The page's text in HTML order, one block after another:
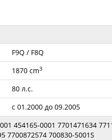
F9Q / F8Q
1870 cm3
80 л.с.
с 01.2000 до 09.2005
454165-0001 7701471634
7700872574 700830-5001S